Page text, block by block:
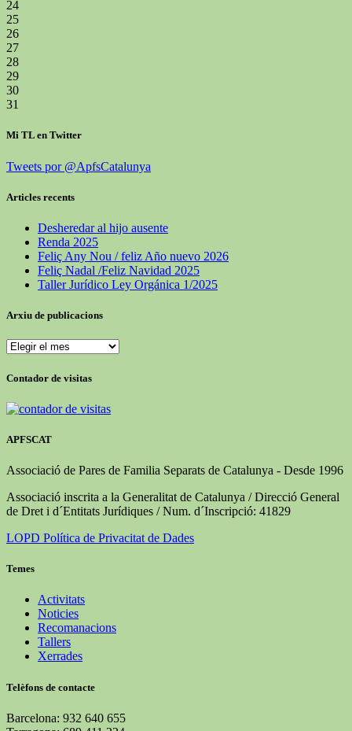
24
25
26
27
28
29
30
31
Mi TL en Twitter
Tweets por @ApfsCatalunya
Articles recents
Desheredar al hijo ausente
Renda 2025
Feliç Any Nou / feliz Año nuevo 2026
Feliç Nadal /Feliz Navidad 2025
Taller Jurídico Ley Orgánica 1/2025
Arxiu de publicacions
Arxiu
publicacions
Contador de visitas
APFSCAT
Associació de Pares de Familia Separats de Catalunya - Desde 1996
Associació inscrita a la Generalitat de Catalunya / Direcció General
de Dret i d´Entitats Jurídiques / Num. d´Inscripció: 41829
LOPD Política de Privacitat de Dades
Temes
Activitats
Noticies
Recomanacions
Tallers
Xerrades
Telèfons de contacte
Barcelona: 932 640 655